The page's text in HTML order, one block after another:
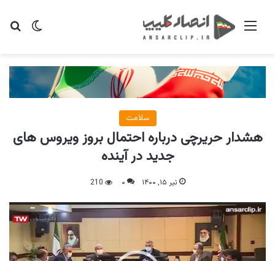
تغییر منو
سلامت
هشدار حریرچی درباره احتمال بروز ویروس های
جدید در آینده
تیر ۱۵, ۱۴۰۰ ۰ 210
نمایشگر
ویدیو